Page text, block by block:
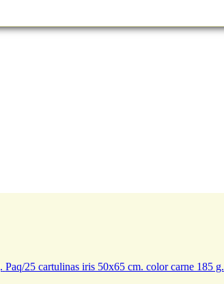
Paq/25 cartulinas iris 50x65 cm. color carne 185 g.